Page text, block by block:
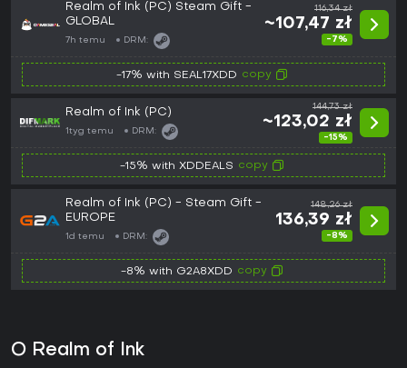
Realm of Ink (PC) Steam Gift -
GLOBAL
7h temu DRM:
116,34 zł
~107,47 zł
-7%
-17% with SEAL17XDD copy
Realm of Ink (PC)
1tyg temu DRM:
144,73 zł
~123,02 zł
-15%
-15% with XDDEALS copy
Realm of Ink (PC) - Steam Gift -
EUROPE
1d temu DRM:
148,26 zł
136,39 zł
-8%
-8% with G2A8XDD copy
O Realm of Ink